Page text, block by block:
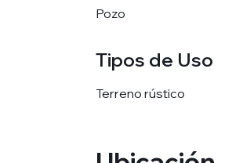
Pozo
Tipos de Uso
Terreno rústico